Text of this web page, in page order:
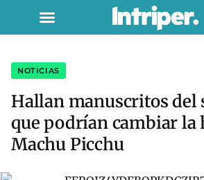
NOTICIAS
Hallan manuscritos del
que podrían cambiar la
Machu Picchu